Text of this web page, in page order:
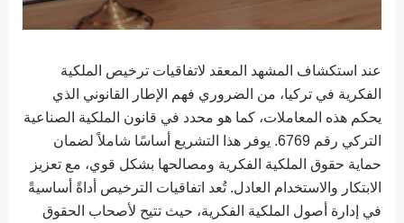
عند استكشاف المشهد المعقد لاتفاقيات ترخيص الملكية
الفكرية في تركيا، من الضروري فهم الإطار القانوني الذي
يحكم هذه المعاملات، كما هو محدد في قانون الملكية الصناعية
التركي رقم 6769. يوفر هذا التشريع أساسًا شاملاً لضمان
حماية حقوق الملكية الفكرية ومصالحها بشكل قوي، مع تعزيز
الابتكار والاستخدام العادل. تُعد اتفاقيات الترخيص أداةً أساسيةً
في إدارة أصول الملكية الفكرية، حيث تتيح لأصحاب الحقوق